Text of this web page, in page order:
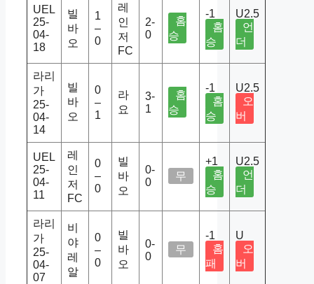
UEL
25-
04-
18
빌
바
오
1
–
0
레
인
저
FC
2-
0
홈
승
-1
홈
승
U2.5
언
더
라리
가
25-
04-
14
빌
바
오
0
–
1
라
요
3-
1
홈
승
-1
홈
승
U2.5
오
버
UEL
25-
04-
11
레
인
저
FC
0
–
0
빌
바
오
0-
0
무
+1
홈
승
U2.5
언
더
라리
가
25-
04-
07
비
야
레
알
0
–
0
빌
바
오
0-
0
무
-1
홈
패
U
오
버